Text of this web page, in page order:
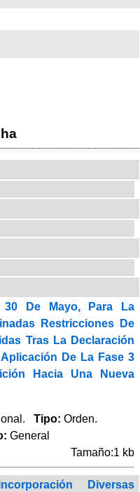
30 De Mayo, Para La
Restricciones De
Tras La Declaración
De La Fase 3
Hacia Una Nueva
Tipo: Orden.
General
Tamaño:1 kb
Diversas